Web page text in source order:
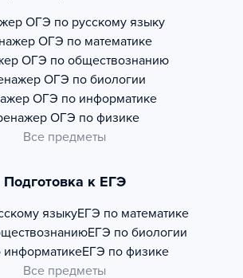
ОГЭ по русскому языку
ОГЭ по математике
ОГЭ по обществознанию
ОГЭ по биологии
ОГЭ по информатике
ОГЭ по физике
Все предметы
Подготовка к ЕГЭ
языкуЕГЭ по математике
ЕГЭ по биологии
информатикеЕГЭ по физике
Все предметы